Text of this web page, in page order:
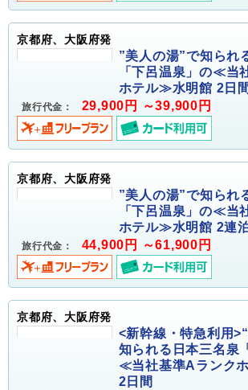
京都府、大阪府発
”美人の湯”で知られ
「下呂温泉」の≪当
ホテル≫水明館 2日間
旅行代金： 29,900円 ～39,900円
京都府、大阪府発
”美人の湯”で知られ
「下呂温泉」の≪当
ホテル≫水明館 2連
旅行代金： 44,900円 ～61,900円
京都府、大阪府発
<新幹線・特急利用
知られる日本三名泉
≪当社基準Aランク
2日間